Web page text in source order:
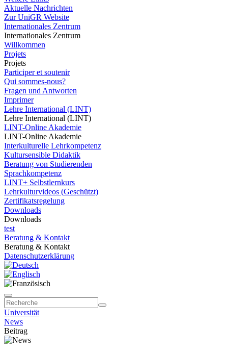
Aktuelle Nachrichten
Zur UniGR Website
Internationales Zentrum
Internationales Zentrum
Willkommen
Projets
Projets
Participer et soutenir
Qui sommes-nous?
Fragen und Antworten
Imprimer
Lehre International (LINT)
Lehre International (LINT)
LINT-Online Akademie
LINT-Online Akademie
Interkulturelle Lehrkompetenz
Kultursensible Didaktik
Beratung von Studierenden
Sprachkompetenz
LINT+ Selbstlernkurs
Lehrkulturvideos (Geschützt)
Zertifikatsregelung
Downloads
Downloads
test
Beratung & Kontakt
Beratung & Kontakt
Datenschutzerklärung
Universität
News
Beitrag